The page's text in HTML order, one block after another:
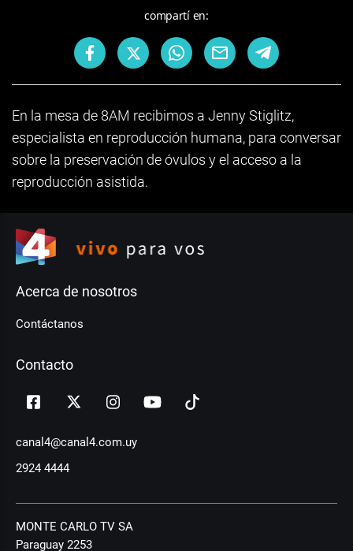
compartí en:
En la mesa de 8AM recibimos a Jenny Stiglitz,
especialista en reproducción humana, para conversar
sobre la preservación de óvulos y el acceso a la
reproducción asistida.
Acerca de nosotros
Contáctanos
Contacto
canal4@canal4.com.uy
2924 4444
MONTE CARLO TV SA
Paraguay 2253